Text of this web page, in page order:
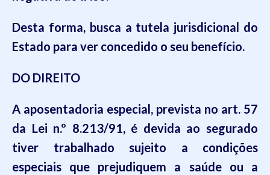
Desta forma, busca a tutela jurisdicional do
Estado para ver concedido o seu benefício.
DO DIREITO
A aposentadoria especial, prevista no art. 57
da Lei n.º 8.213/91, é devida ao segurado
tiver trabalhado sujeito a condições
especiais que prejudiquem a saúde ou a